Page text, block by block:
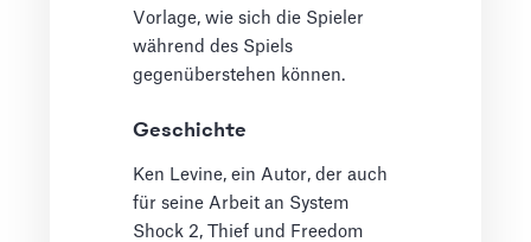
Vorlage, wie sich die Spieler
während des Spiels
gegenüberstehen können.
Geschichte
Ken Levine, ein Autor, der auch
für seine Arbeit an System
Shock 2, Thief und Freedom